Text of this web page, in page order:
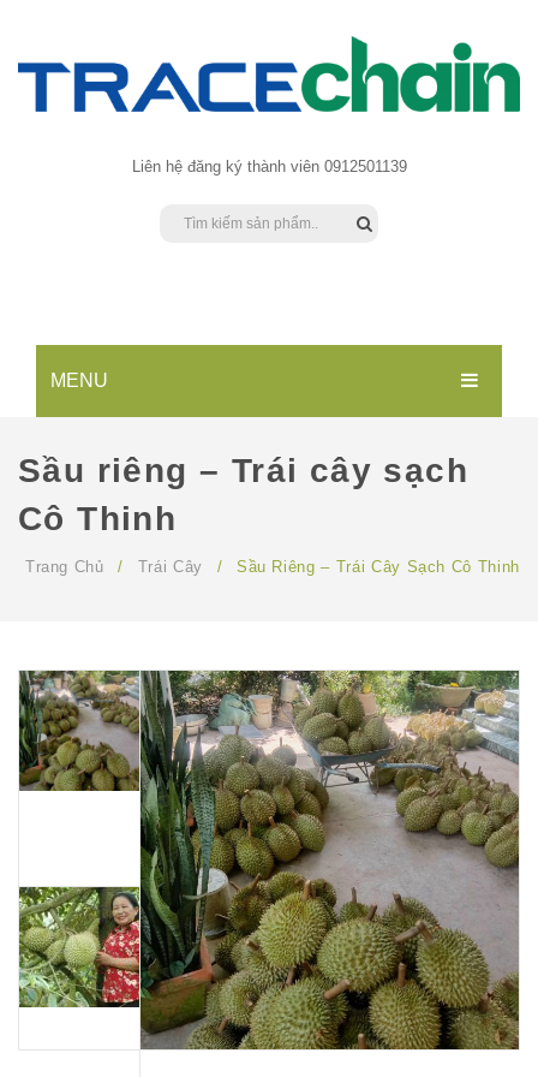
Liên hệ đăng ký thành viên 0912501139
MENU
Sầu riêng – Trái cây sạch
Cô Thinh
Trang Chủ / Trái Cây / Sầu Riêng – Trái Cây Sạch Cô Thinh